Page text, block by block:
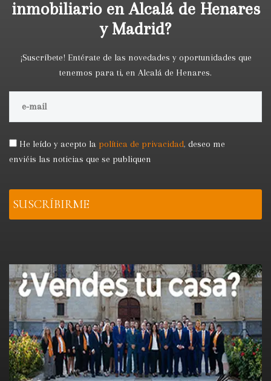
inmobiliario en Alcalá de Henares
y Madrid?
¡Suscríbete! Entérate de las novedades y oportunidades que
tenemos para ti, en Alcalá de Henares.
He leído y acepto la política de privacidad, deseo me
enviéis las noticias que se publiquen